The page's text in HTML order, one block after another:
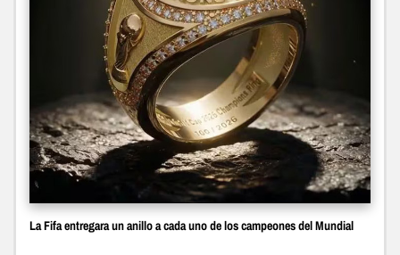
La Fifa entregara un anillo a cada uno de los campeones del Mundial